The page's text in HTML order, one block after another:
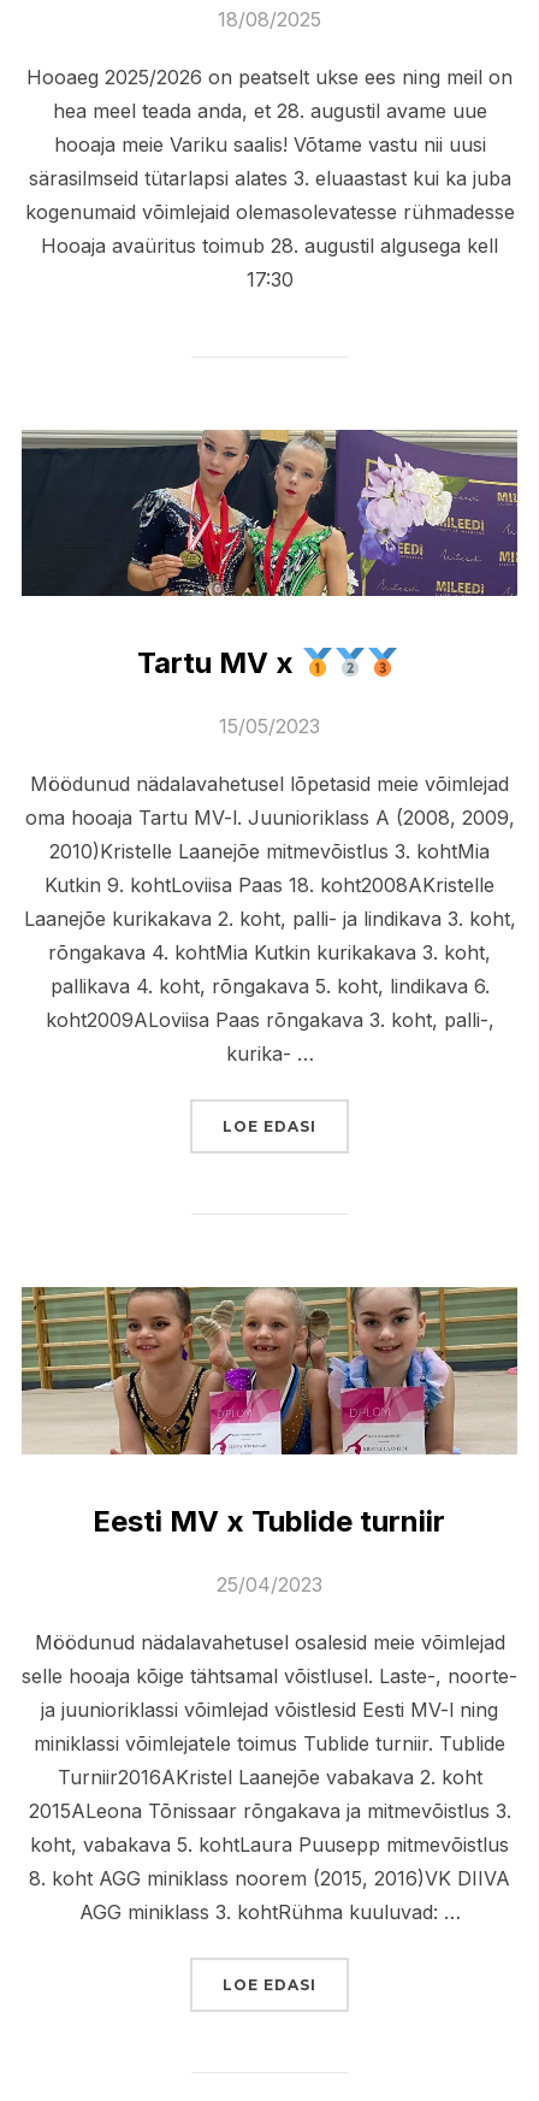
Posted
18/08/2025
Hooaeg 2025/2026 on peatselt ukse ees ning meil on
hea meel teada anda, et 28. augustil avame uue
hooaja meie Variku saalis! Võtame vastu nii uusi
särasilmseid tütarlapsi alates 3. eluaastast kui ka juba
kogenumaid võimlejaid olemasolevatesse rühmadesse
Hooaja avaüritus toimub 28. augustil algusega kell
17:30
Tartu MV x
Posted
15/05/2023
Möödunud nädalavahetusel lõpetasid meie võimlejad
oma hooaja Tartu MV-l. Juunioriklass A (2008, 2009,
2010)Kristelle Laanejõe mitmevõistlus 3. kohtMia
Kutkin 9. kohtLoviisa Paas 18. koht2008AKristelle
Laanejõe kurikakava 2. koht, palli- ja lindikava 3. koht,
rõngakava 4. kohtMia Kutkin kurikakava 3. koht,
pallikava 4. koht, rõngakava 5. koht, lindikava 6.
koht2009ALoviisa Paas rõngakava 3. koht, palli-,
kurika- …
LOE EDASI
Eesti MV x Tublide turniir
Posted
25/04/2023
Möödunud nädalavahetusel osalesid meie võimlejad
selle hooaja kõige tähtsamal võistlusel. Laste-, noorte-
ja juunioriklassi võimlejad võistlesid Eesti MV-l ning
miniklassi võimlejatele toimus Tublide turniir. Tublide
Turniir2016AKristel Laanejõe vabakava 2. koht
2015ALeona Tõnissaar rõngakava ja mitmevõistlus 3.
koht, vabakava 5. kohtLaura Puusepp mitmevõistlus
8. koht AGG miniklass noorem (2015, 2016)VK DIIVA
AGG miniklass 3. kohtRühma kuuluvad: …
LOE EDASI